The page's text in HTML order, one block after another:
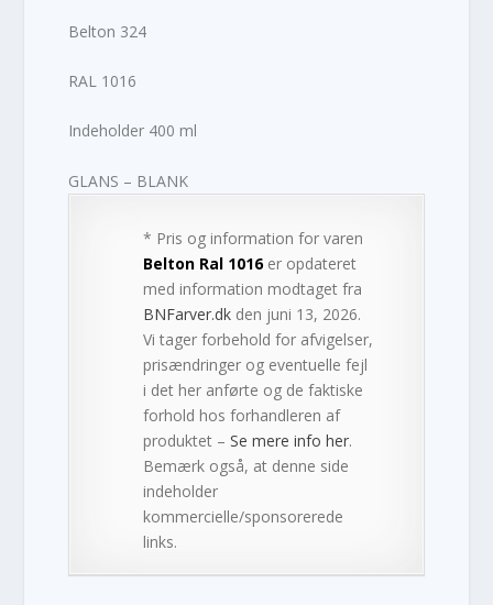
Belton 324
RAL 1016
Indeholder 400 ml
GLANS – BLANK
* Pris og information for varen
Belton Ral 1016er opdateret
med information modtaget fra
BNFarver.dk den juni 13, 2026.
Vi tager forbehold for afvigelser,
prisændringer og eventuelle fejl
i det her anførte og de faktiske
forhold hos forhandleren af
produktet –Se mere info her.
Bemærk også, at denne side
indeholder
kommercielle/sponsorerede
links.